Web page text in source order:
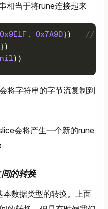
相当于将rune连接起来
0x9E1F , 0x7A9D})
//
nil
将字符串的字节流复制到
会将产生一个新的rune
的转换
数据类型的转换。上面